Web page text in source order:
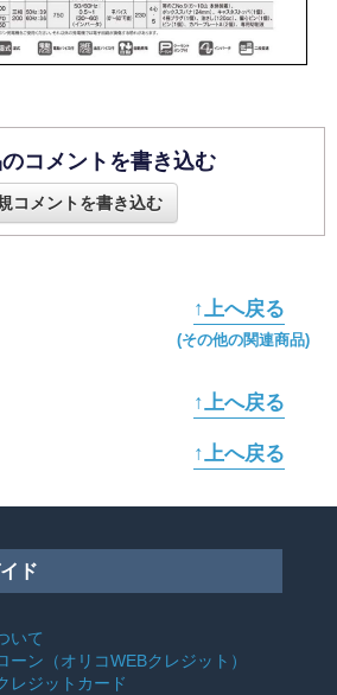
コメントを書き込む
コメントを書き込む
↑上へ戻る
(その他の関連商品)
↑上へ戻る
↑上へ戻る
ド
いて
ーン （オリコWEBクレジット）
レジットカード